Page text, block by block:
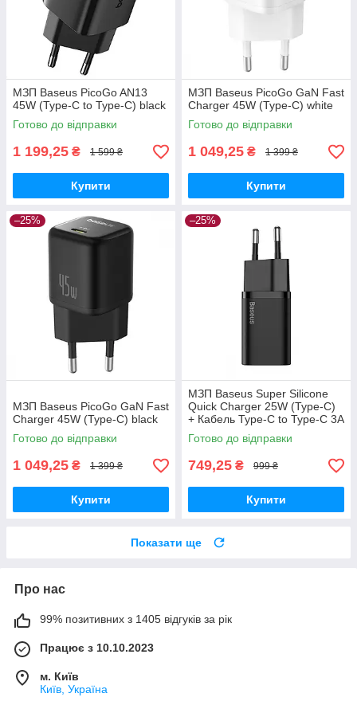
МЗП Baseus PicoGo AN13
45W (Type-C to Type-C) black
Готово до відправки
1 199,25 ₴ 1 599 ₴
Купити
МЗП Baseus PicoGo GaN Fast
Charger 45W (Type-C) white
Готово до відправки
1 049,25 ₴ 1 399 ₴
Купити
–25%
МЗП Baseus PicoGo GaN Fast
Charger 45W (Type-C) black
Готово до відправки
1 049,25 ₴ 1 399 ₴
Купити
–25%
МЗП Baseus Super Silicone
Quick Charger 25W (Type-C)
+ Кабель Type-C to Type-C 3A
(1m) black
Готово до відправки
749,25 ₴ 999 ₴
Купити
Показати ще
Про нас
99% позитивних з 1405 відгуків за рік
Працює з 10.10.2023
м. Київ
Київ, Україна